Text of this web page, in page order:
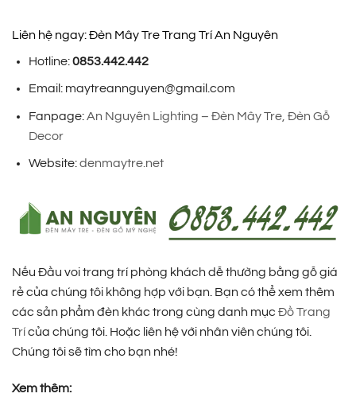
Liên hệ ngay: Đèn Mây Tre Trang Trí An Nguyên
Hotline:0853.442.442
Email: maytreannguyen@gmail.com
Fanpage:An Nguyên Lighting – Đèn Mây Tre, Đèn Gỗ
Decor
Website:denmaytre.net
Nếu Đầu voi trang trí phòng khách dễ thường bằng gỗ giá
rẻ của chúng tôi không hợp với bạn. Bạn có thể xem thêm
các sản phẩm đèn khác trong cùng danh mục Đồ Trang
Trícủa chúng tôi. Hoặc liên hệ với nhân viên chúng tôi.
Chúng tôi sẽ tìm cho bạn nhé!
Xem thêm: